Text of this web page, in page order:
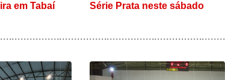
em Tabaí
Série Prata neste sábado